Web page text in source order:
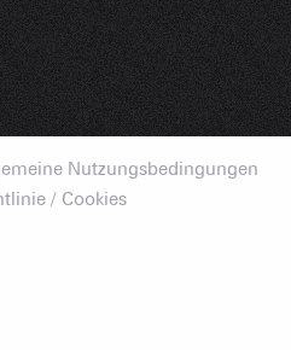
Nutzungsbedingungen
/ Cookies